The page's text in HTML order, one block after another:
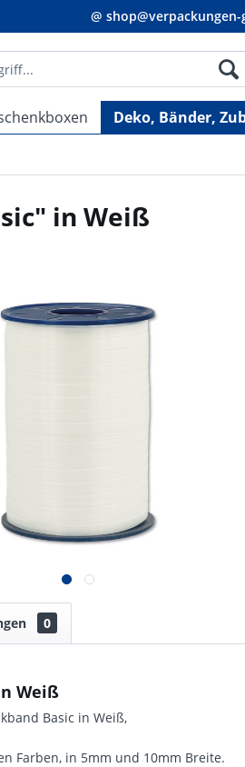
@
Deko, Bänder,
in Weiß
0
Weiß
Basic in Weiß,
Farben, in 5mm und 10mm Breite.